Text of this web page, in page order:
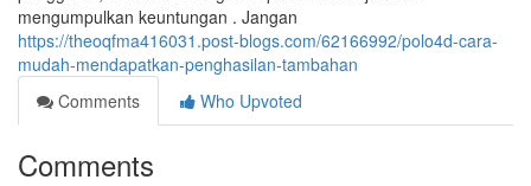
mengumpulkan keuntungan . Jangan
https://theoqfma416031.post-blogs.com/62166992/polo4d-cara-
mudah-mendapatkan-penghasilan-tambahan
Comments
Who Upvoted
Comments